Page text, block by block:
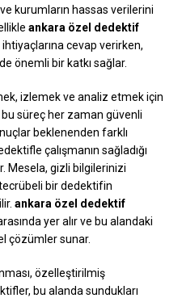
kurumların hassas verilerini
ankara özel dedektif
cevap verirken,
önemli bir katkı sağlar.
izlemek ve analiz etmek için
süreç her zaman güvenli
beklenenden farklı
çalışmanın sağladığı
Mesela, gizli bilgilerinizi
tecrübeli bir dedektifin
ankara özel dedektif
yer alır ve bu alandaki
çözümler sunar.
özelleştirilmiş
bu alanda sundukları